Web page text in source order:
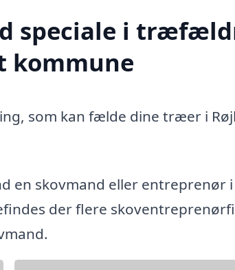
speciale i
kommune
som kan fælde dine træer i
en skovmand eller entreprenør i
der flere